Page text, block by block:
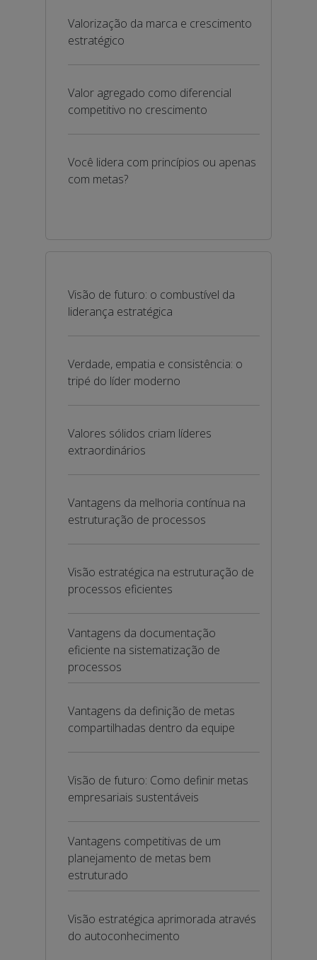
Valorização da marca e crescimento
estratégico
Valor agregado como diferencial
competitivo no crescimento
Você lidera com princípios ou apenas
com metas?
Visão de futuro: o combustível da
liderança estratégica
Verdade, empatia e consistência: o
tripé do líder moderno
Valores sólidos criam líderes
extraordinários
Vantagens da melhoria contínua na
estruturação de processos
Visão estratégica na estruturação de
processos eficientes
Vantagens da documentação
eficiente na sistematização de
processos
Vantagens da definição de metas
compartilhadas dentro da equipe
Visão de futuro: Como definir metas
empresariais sustentáveis
Vantagens competitivas de um
planejamento de metas bem
estruturado
Visão estratégica aprimorada através
do autoconhecimento